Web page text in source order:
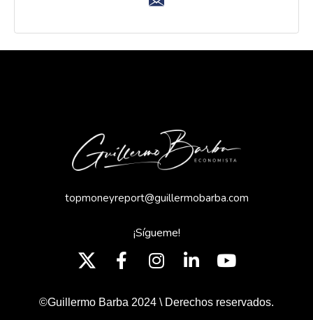
topmoneyreport@guillermobarba.com
¡Sígueme!
©Guillermo Barba 2024 \ Derechos reservados.